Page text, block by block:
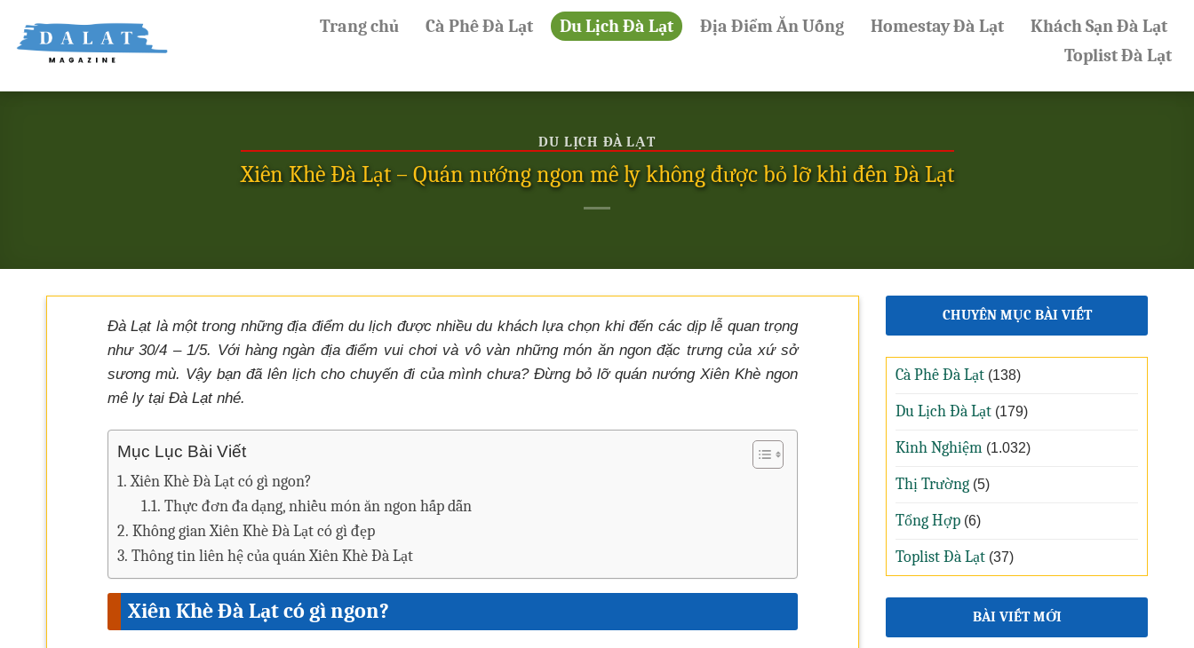
content
Trang chủ Cà Phê Đà Lạt Du Lịch Đà Lạt Địa Điểm Ăn Uống Homestay Đà Lạt
Khách Sạn Đà Lạt
Toplist Đà Lạt
DU LỊCH ĐÀ LẠT
Xiên Khè Đà Lạt – Quán nướng ngon mê ly không được bỏ lỡ khi đến Đà Lạt
Đà Lạt là một trong những địa điểm du lịch được nhiều du khách lựa chọn khi đến các dịp lễ quan trọng
như 30/4 – 1/5. Với hàng ngàn địa điểm vui chơi và vô vàn những món ăn ngon đặc trưng của xứ sở
sương mù. Vậy bạn đã lên lịch cho chuyến đi của mình chưa? Đừng bỏ lỡ quán nướng Xiên Khè ngon
mê ly tại Đà Lạt nhé.
Mục Lục Bài Viết
Xiên Khè Đà Lạt có gì ngon?
Thực đơn đa dạng, nhiều món ăn ngon hấp dẫn
Không gian Xiên Khè Đà Lạt có gì đẹp
Thông tin liên hệ của quán Xiên Khè Đà Lạt
Xiên Khè Đà Lạt có gì ngon?
CHUYÊN MỤC BÀI VIẾT
Cà Phê Đà Lạt (138)
Du Lịch Đà Lạt (179)
Kinh Nghiệm (1.032)
Thị Trường (5)
Tổng Hợp (6)
Toplist Đà Lạt (37)
BÀI VIẾT MỚI